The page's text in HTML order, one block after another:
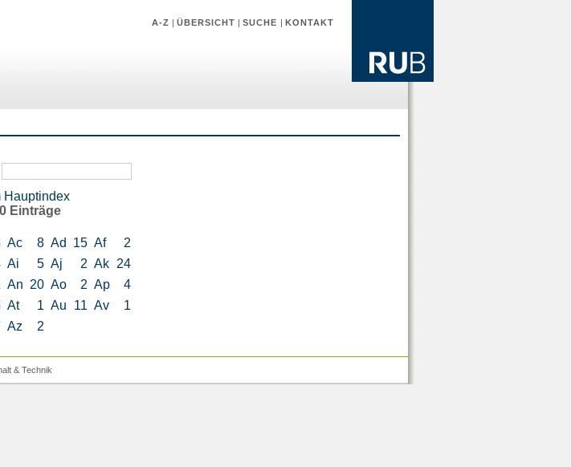
A-Z |ÜBERSICHT |SUCHE |KONTAKT
Hauptindex
Einträge
Ac 8 Ad 15 Af
2
Ai 5 Aj 2 Ak
24
An 20 Ao 2 Ap
4
At 1 Au 11 Av
1
Az 2
& Technik